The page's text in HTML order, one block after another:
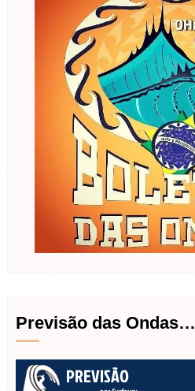
Previsão das Ondas…